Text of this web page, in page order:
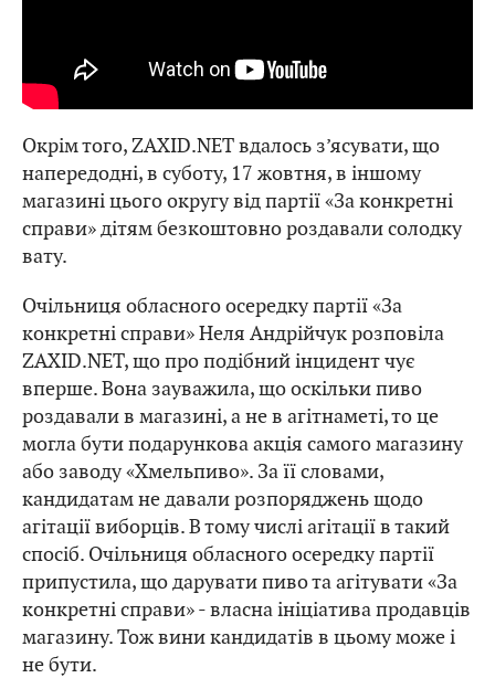
Окрім того, ZAXID.NET вдалось з’ясувати, що
напередодні, в суботу, 17 жовтня, в іншому
магазині цього округу від партії «За конкретні
справи» дітям безкоштовно роздавали солодку
вату.
Очільниця обласного осередку партії «За
конкретні справи» Неля Андрійчук розповіла
ZAXID.NET, що про подібний інцидент чує
вперше. Вона зауважила, що оскільки пиво
роздавали в магазині, а не в агітнаметі, то це
могла бути подарункова акція самого магазину
або заводу «Хмельпиво». За її словами,
кандидатам не давали розпоряджень щодо
агітації виборців. В тому числі агітації в такий
спосіб. Очільниця обласного осередку партії
припустила, що дарувати пиво та агітувати «За
конкретні справи» - власна ініціатива продавців
магазину. Тож вини кандидатів в цьому може і
не бути.